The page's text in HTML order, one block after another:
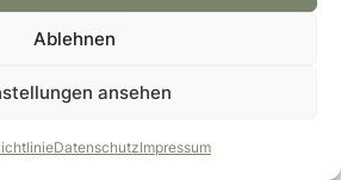
Ablehnen
ansehen
DatenschutzImpressum
GRÜNTAUSCH GmbH